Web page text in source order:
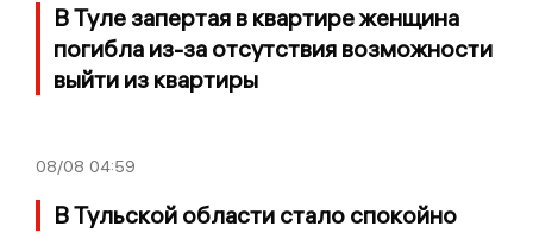
В Туле запертая в квартире женщина
погибла из-за отсутствия возможности
выйти из квартиры
08/08 04:59
В Тульской области стало спокойно